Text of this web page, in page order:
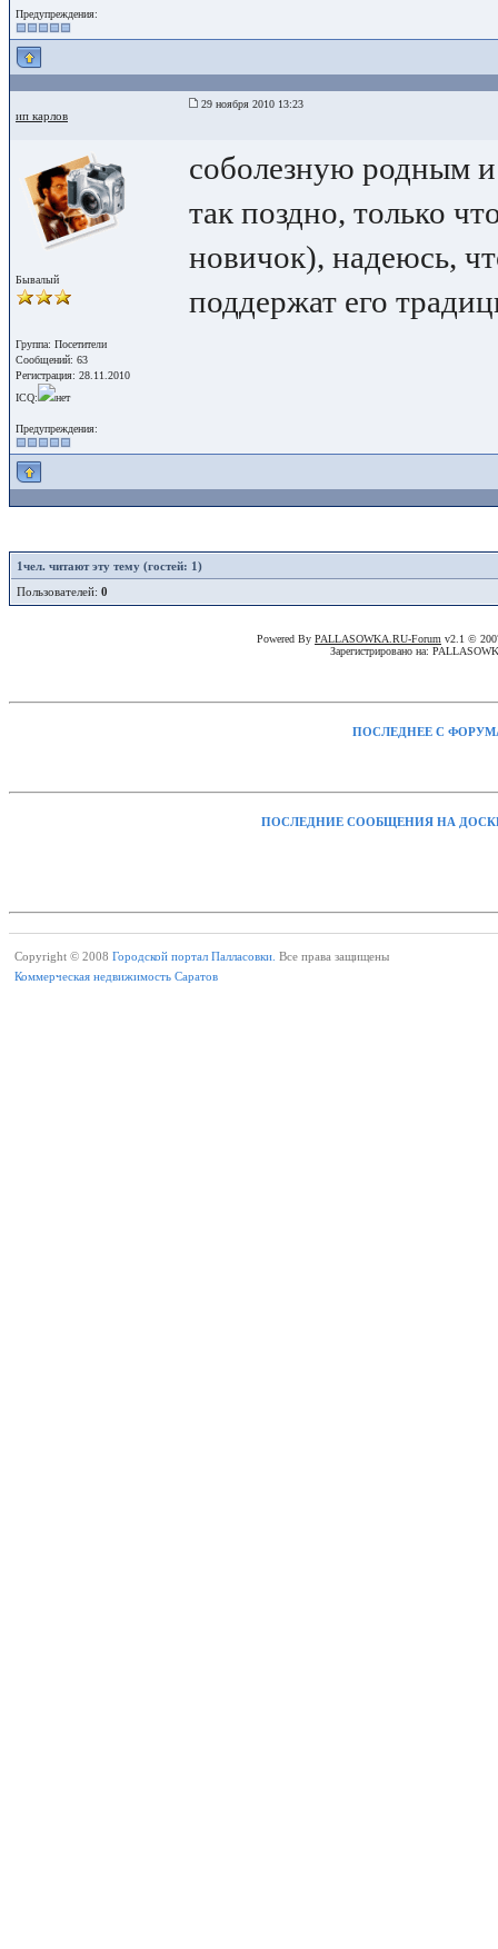
Предупреждения:
ип карлов
29 ноября 2010 13:23
Бывалый
Группа: Посетители
Сообщений: 63
Регистрация: 28.11.2010
ICQ:
нет
Предупреждения:
соболезную родным
так поздно, только
новичок), надеюсь,
поддержат его
1чел. читают эту тему (гостей: 1)
Пользователей: 0
Powered By PALLASOWKA.RU-Forum v2.1 ©
Зарегистрировано на:
ПОСЛЕДНЕЕ С
ПОСЛЕДНИЕ СООБЩЕНИЯ НА
Copyright © 2008 Городской портал Палласовки. Все права защищены
Коммерческая недвижимость Саратов